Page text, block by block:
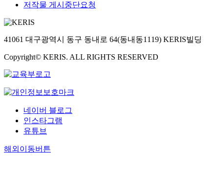
저작물 게시중단요청
41061 대구광역시 동구 동내로 64(동내동1119) KERIS빌딩
Copyright© KERIS. ALL RIGHTS RESERVED
네이버 블로그
인스타그램
유튜브
해외이동버튼